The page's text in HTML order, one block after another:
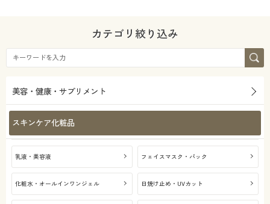
カテゴリ絞り込み
美容・健康・サプリメント
スキンケア化粧品
乳液・美容液 フェイスマスク・パック
化粧水・オールインワンジェル 日焼け止め・UVカット